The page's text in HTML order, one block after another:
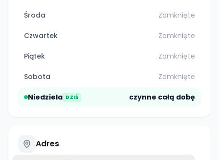
Środa Zamknięte
Czwartek Zamknięte
Piątek Zamknięte
Sobota Zamknięte
Niedziela DZIŚ czynne całą dobę
Adres